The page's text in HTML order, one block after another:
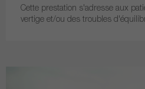
Cette prestation s'adresse aux
vertige et/ou des troubles